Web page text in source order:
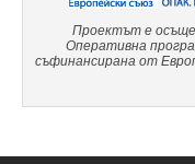
Проектът е
Оперативна
съфинансирана от